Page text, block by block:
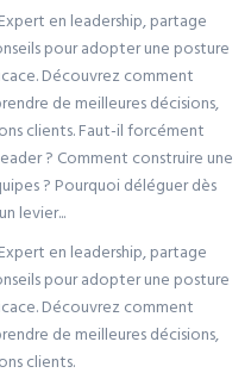
en leadership, partage
pour adopter une posture
Découvrez comment
de meilleures décisions,
clients. Faut-il forcément
? Comment construire une
? Pourquoi déléguer dès
levier...
en leadership, partage
pour adopter une posture
Découvrez comment
de meilleures décisions,
clients.